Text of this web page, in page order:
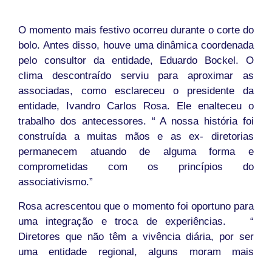
O momento mais festivo ocorreu durante o corte do
bolo. Antes disso, houve uma dinâmica coordenada
pelo consultor da entidade, Eduardo Bockel. O
clima descontraído serviu para aproximar as
associadas, como esclareceu o presidente da
entidade, Ivandro Carlos Rosa. Ele enalteceu o
trabalho dos antecessores. “ A nossa história foi
construída a muitas mãos e as ex- diretorias
permanecem atuando de alguma forma e
comprometidas com os princípios do
associativismo.”
Rosa acrescentou que o momento foi oportuno para
uma integração e troca de experiências. “
Diretores que não têm a vivência diária, por ser
uma entidade regional, alguns moram mais